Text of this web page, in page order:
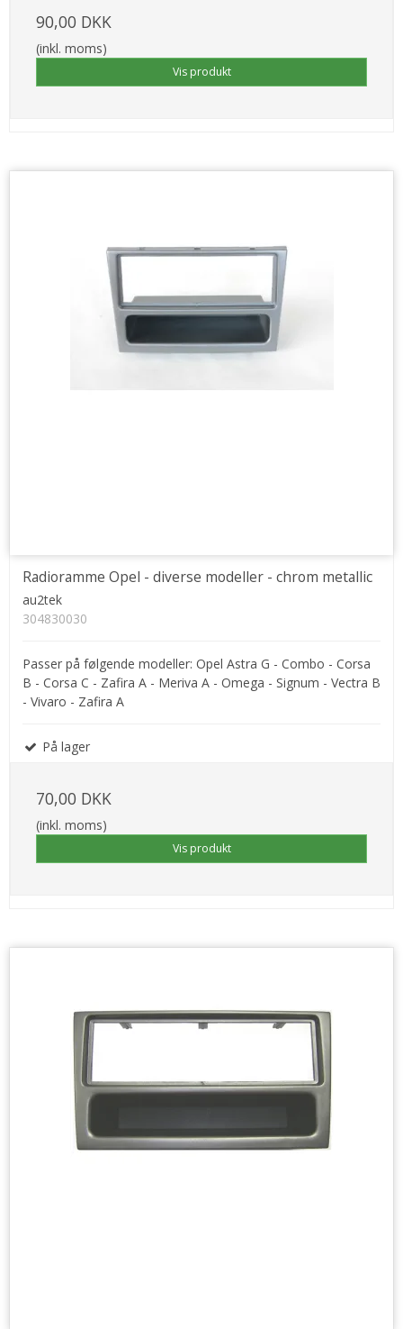
90,00 DKK
(inkl. moms)
Vis produkt
Radioramme Opel - diverse modeller - chrom metallic
au2tek
304830030
Passer på følgende modeller: Opel Astra G - Combo - Corsa
B - Corsa C - Zafira A - Meriva A - Omega - Signum - Vectra B
- Vivaro - Zafira A
På lager
70,00 DKK
(inkl. moms)
Vis produkt